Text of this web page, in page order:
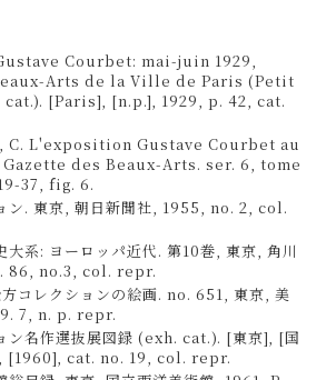
Courbet: mai-juin 1929,
Arts de la Ville de Paris (Petit
[Paris], [n.p.], 1929, p. 42, cat.
C. L'exposition Gustave Courbet au
des Beaux-Arts. ser. 6, tome
37, fig. 6.
ン. 東京, 朝日新聞社, 1955, no. 2, col.
大系: ヨーロッパ近代. 第10巻, 東京, 角川
86, no.3, col. repr.
コレクションの絵画. no. 651, 東京, 美
7, n. p. repr.
ン名作選抜展図録 (exh. cat.). [東京], [国
[1960], cat. no. 19, col. repr.